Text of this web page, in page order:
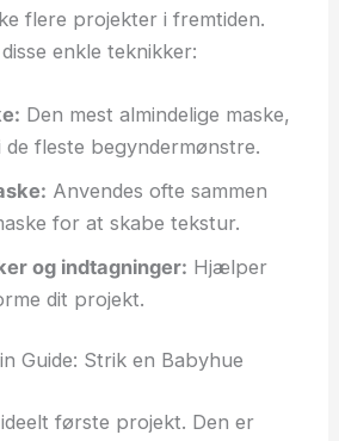
flere projekter i fremtiden.
enkle teknikker:
Den mest almindelige maske,
de fleste begyndermønstre.
Anvendes ofte sammen
for at skabe tekstur.
og indtagninger: Hjælper
dit projekt.
Guide: Strik en Babyhue
første projekt. Den er